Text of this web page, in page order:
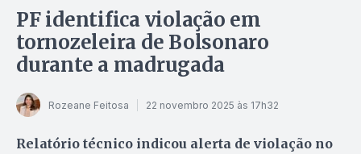
PF identifica violação em
tornozeleira de Bolsonaro
durante a madrugada
Rozeane Feitosa 22 novembro 2025 às 17h32
Relatório técnico indicou alerta de violação no